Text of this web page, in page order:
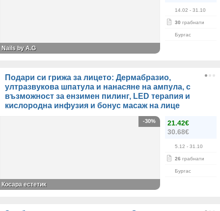
14.02 - 31.10
30 грабнати
Бургас
Nails by A.G
Подари си грижа за лицето: Дермабразио,
ултразвукова шпатула и нанасяне на ампула, с
възможност за ензимен пилинг, LED терапия и
кислородна инфузия и бонус масаж на лице
21.42€
30.68€
5.12 - 31.10
26 грабнати
Бургас
-30%
Косара естетик